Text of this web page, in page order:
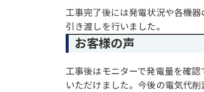
工事完了後には発電状況や各機
引き渡しを行いました。
お客様の声
工事後はモニターで発電量を確
いただけました。今後の電気代